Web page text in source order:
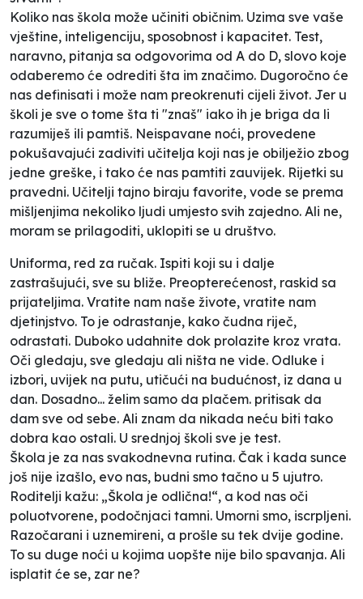
Koliko nas škola može učiniti običnim. Uzima sve vaše
vještine, inteligenciju, sposobnost i kapacitet. Test,
naravno, pitanja sa odgovorima od A do D, slovo koje
odaberemo će odrediti šta im značimo. Dugoročno će
nas definisati i može nam preokrenuti cijeli život. Jer u
školi je sve o tome šta ti "znaš" iako ih je briga da li
razumiješ ili pamtiš. Neispavane noći, provedene
pokušavajući zadiviti učitelja koji nas je obilježio zbog
jedne greške, i tako će nas pamtiti zauvijek. Rijetki su
pravedni. Učitelji tajno biraju favorite, vode se prema
mišljenjima nekoliko ljudi umjesto svih zajedno. Ali ne,
moram se prilagoditi, uklopiti se u društvo.
Uniforma, red za ručak. Ispiti koji su i dalje
zastrašujući, sve su bliže. Preopterećenost, raskid sa
prijateljima. Vratite nam naše živote, vratite nam
djetinjstvo. To je odrastanje, kako čudna riječ,
odrastati. Duboko udahnite dok prolazite kroz vrata.
Oči gledaju, sve gledaju ali ništa ne vide. Odluke i
izbori, uvijek na putu, utičući na budućnost, iz dana u
dan. Dosadno... želim samo da plačem. pritisak da
dam sve od sebe. Ali znam da nikada neću biti tako
dobra kao ostali. U srednjoj školi sve je test.
Škola je za nas svakodnevna rutina. Čak i kada sunce
još nije izašlo, evo nas, budni smo tačno u 5 ujutro.
Roditelji kažu: „Škola je odlična!“, a kod nas oči
poluotvorene, podočnjaci tamni. Umorni smo, iscrpljeni.
Razočarani i uznemireni, a prošle su tek dvije godine.
To su duge noći u kojima uopšte nije bilo spavanja. Ali
isplatit će se, zar ne?